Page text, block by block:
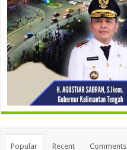
Popular Recent Comments